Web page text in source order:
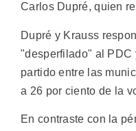
Carlos Dupré, quien
Dupré y Krauss
"desperfilado" al PDC
partido entre las
a 26 por ciento de la
En contraste con la